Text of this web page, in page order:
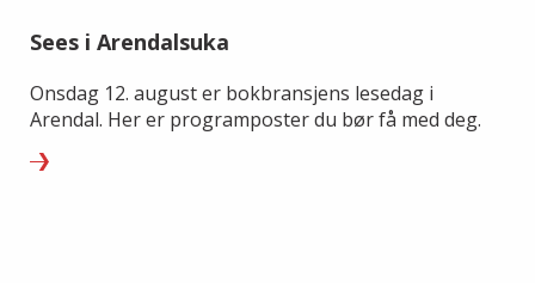
Sees i Arendalsuka
Onsdag 12. august er bokbransjens lesedag i
Arendal. Her er programposter du bør få med deg.